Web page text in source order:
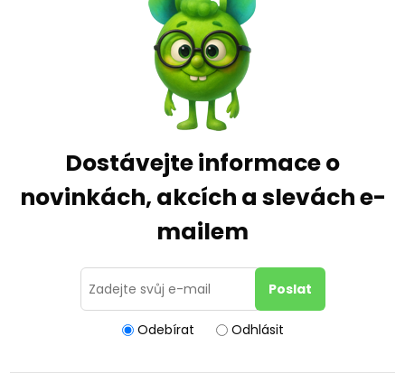
Dostávejte informace o
novinkách, akcích a slevách e-
mailem
Odebírat Odhlásit